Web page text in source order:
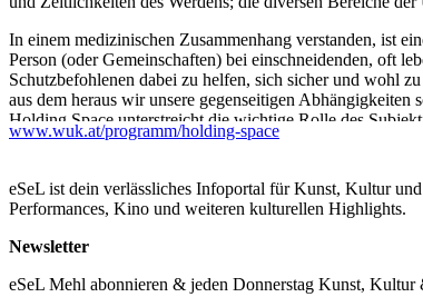
In einem medizinischen Zusammenhang verstanden, ist
Person (oder Gemeinschaften) bei einschneidenden, oft
Schutzbefohlenen dabei zu helfen, sich sicher und wohl
aus dem heraus wir unsere gegenseitigen
Holding Space unterstreicht die wichtige Rolle des
Möglichkeiten, den Status quo hegemonialer/formaler
Mit Unterstützung des Tschechischen Zentrums Wien,
www.wuk.at/programm/holding-space
eSeL ist dein verlässliches Infoportal für Kunst, Kultur
Performances, Kino und weiteren kulturellen Highlights.
Newsletter
eSeL Mehl abonnieren & jeden Donnerstag Kunst,